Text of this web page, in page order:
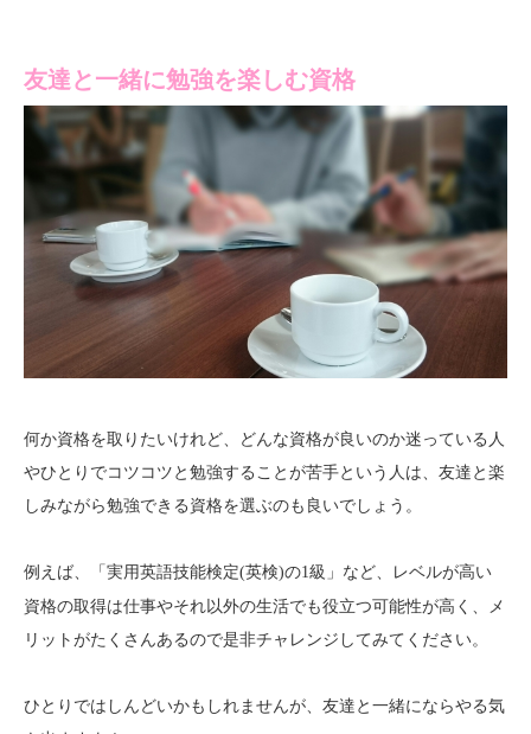
友達と一緒に勉強を楽しむ資格
何か資格を取りたいけれど、どんな資格が良いのか迷っている人
やひとりでコツコツと勉強することが苦手という人は、友達と楽
しみながら勉強できる資格を選ぶのも良いでしょう。
例えば、 「実用英語技能検定(英検)の1級」 など、レベルが高い
資格の取得は仕事やそれ以外の生活でも役立つ可能性が高く、メ
リットがたくさんあるので是非チャレンジしてみてください。
ひとりではしんどいかもしれませんが、友達と一緒にならやる気